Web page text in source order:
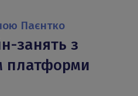
Паєнтко
занять з
платформи